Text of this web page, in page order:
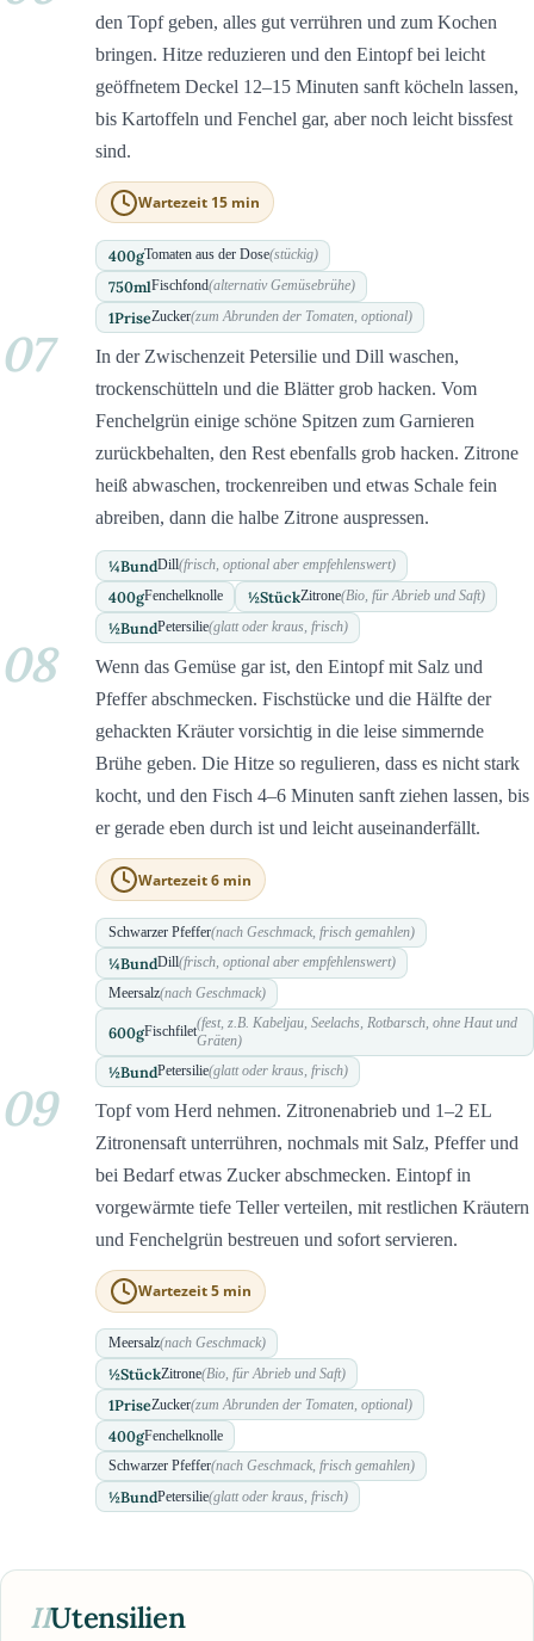
den Topf geben, alles gut verrühren und zum Kochen
bringen. Hitze reduzieren und den Eintopf bei leicht
geöffnetem Deckel 12–15 Minuten sanft köcheln lassen,
bis Kartoffeln und Fenchel gar, aber noch leicht bissfest
sind.
Wartezeit 15 min
400gTomaten aus der Dose(stückig)
750mlFischfond(alternativ Gemüsebrühe)
1PriseZucker(zum Abrunden der Tomaten, optional)
07
In der Zwischenzeit Petersilie und Dill waschen,
trockenschütteln und die Blätter grob hacken. Vom
Fenchelgrün einige schöne Spitzen zum Garnieren
zurückbehalten, den Rest ebenfalls grob hacken. Zitrone
heiß abwaschen, trockenreiben und etwas Schale fein
abreiben, dann die halbe Zitrone auspressen.
¼BundDill(frisch, optional aber empfehlenswert)
400gFenchelknolle ½StückZitrone(Bio, für Abrieb und Saft)
½BundPetersilie(glatt oder kraus, frisch)
08
Wenn das Gemüse gar ist, den Eintopf mit Salz und
Pfeffer abschmecken. Fischstücke und die Hälfte der
gehackten Kräuter vorsichtig in die leise simmernde
Brühe geben. Die Hitze so regulieren, dass es nicht stark
kocht, und den Fisch 4–6 Minuten sanft ziehen lassen, bis
er gerade eben durch ist und leicht auseinanderfällt.
Wartezeit 6 min
Schwarzer Pfeffer(nach Geschmack, frisch gemahlen)
¼BundDill(frisch, optional aber empfehlenswert)
Meersalz(nach Geschmack)
600gFischfilet
(fest, z.B. Kabeljau, Seelachs, Rotbarsch, ohne Haut und
Gräten)
½BundPetersilie(glatt oder kraus, frisch)
09
Topf vom Herd nehmen. Zitronenabrieb und 1–2 EL
Zitronensaft unterrühren, nochmals mit Salz, Pfeffer und
bei Bedarf etwas Zucker abschmecken. Eintopf in
vorgewärmte tiefe Teller verteilen, mit restlichen Kräutern
und Fenchelgrün bestreuen und sofort servieren.
Wartezeit 5 min
Meersalz(nach Geschmack)
½StückZitrone(Bio, für Abrieb und Saft)
1PriseZucker(zum Abrunden der Tomaten, optional)
400gFenchelknolle
Schwarzer Pfeffer(nach Geschmack, frisch gemahlen)
½BundPetersilie(glatt oder kraus, frisch)
IIUtensilien